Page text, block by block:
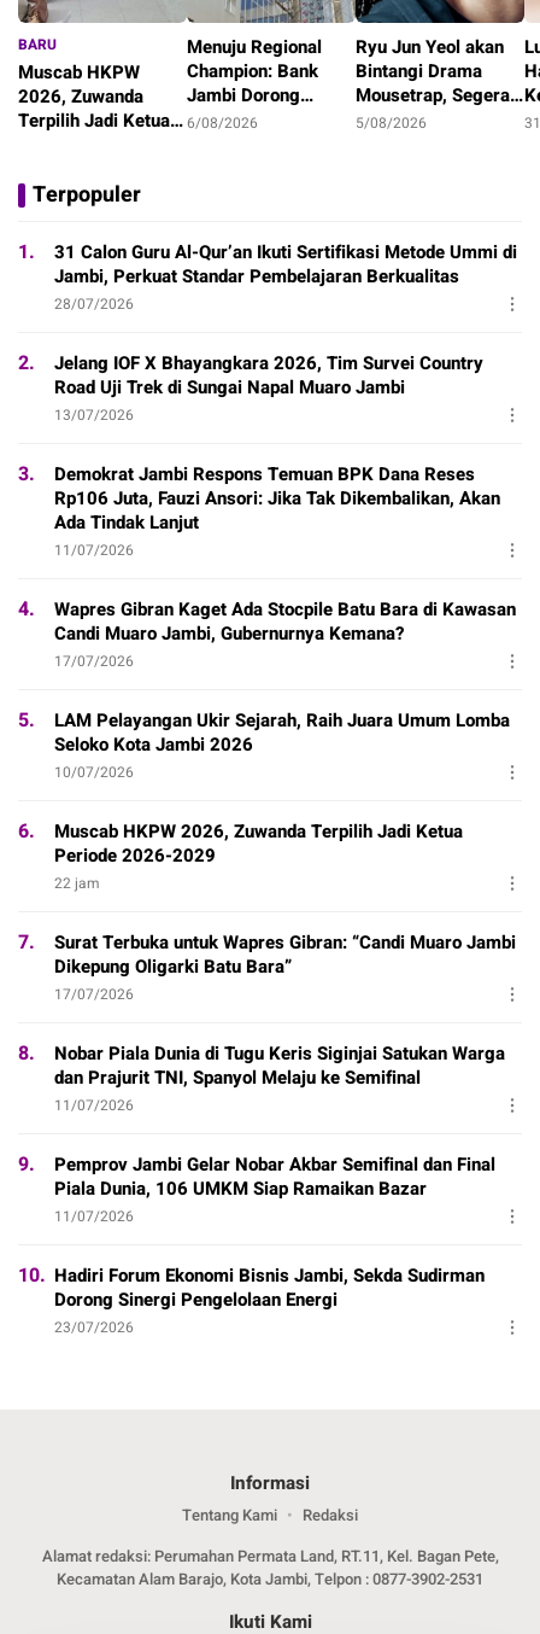
BARU
Muscab HKPW
2026, Zuwanda
Terpilih Jadi Ketua
Menuju Regional
Champion: Bank
Jambi Dorong
UMKM, Agribisnis,
6/08/2026
Ryu Jun Yeol akan
Bintangi Drama
Mousetrap, Segera
Tayang di Netflix!
5/08/2026
Terpopuler
1.
31 Calon Guru Al-Qur’an Ikuti Sertifikasi Metode Ummi di
Jambi, Perkuat Standar Pembelajaran Berkualitas
28/07/2026
2.
Jelang IOF X Bhayangkara 2026, Tim Survei Country
Road Uji Trek di Sungai Napal Muaro Jambi
13/07/2026
3.
Demokrat Jambi Respons Temuan BPK Dana Reses
Rp106 Juta, Fauzi Ansori: Jika Tak Dikembalikan, Akan
Ada Tindak Lanjut
11/07/2026
4.
Wapres Gibran Kaget Ada Stocpile Batu Bara di Kawasan
Candi Muaro Jambi, Gubernurnya Kemana?
17/07/2026
5.
LAM Pelayangan Ukir Sejarah, Raih Juara Umum Lomba
Seloko Kota Jambi 2026
10/07/2026
6.
Muscab HKPW 2026, Zuwanda Terpilih Jadi Ketua
Periode 2026-2029
22 jam
7.
Surat Terbuka untuk Wapres Gibran: “Candi Muaro Jambi
Dikepung Oligarki Batu Bara”
17/07/2026
8.
Nobar Piala Dunia di Tugu Keris Siginjai Satukan Warga
dan Prajurit TNI, Spanyol Melaju ke Semifinal
11/07/2026
9.
Pemprov Jambi Gelar Nobar Akbar Semifinal dan Final
Piala Dunia, 106 UMKM Siap Ramaikan Bazar
11/07/2026
10. Hadiri Forum Ekonomi Bisnis Jambi, Sekda Sudirman
Dorong Sinergi Pengelolaan Energi
23/07/2026
Informasi
Tentang Kami
Redaksi
Alamat redaksi: Perumahan Permata Land, RT.11, Kel. Bagan Pete,
Kecamatan Alam Barajo, Kota Jambi, Telpon : 0877-3902-2531
Ikuti Kami